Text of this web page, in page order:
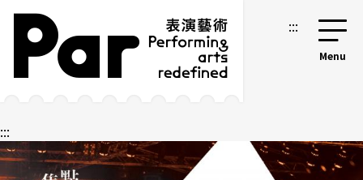
跳到主要內容區塊
網站導覽 :::
:::